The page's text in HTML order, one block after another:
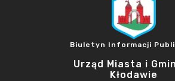
Biuletyn Informacji
Urząd Miasta i
Kłodawie